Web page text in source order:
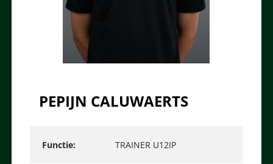
PEPIJN CALUWAERTS
Functie TRAINER U12IP